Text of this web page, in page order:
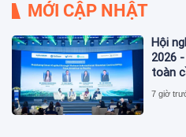
MỚI CẬP NHẬT
Hội
2026
toàn
7 giờ